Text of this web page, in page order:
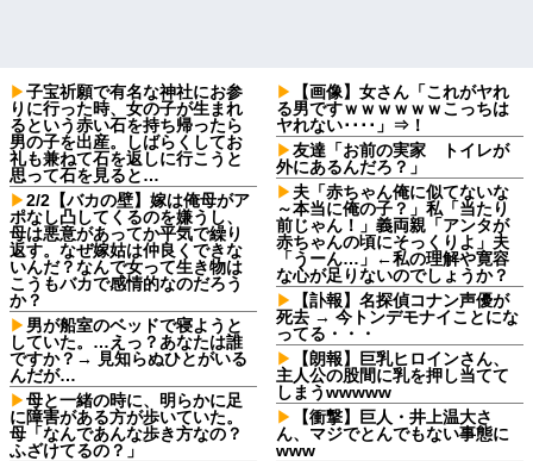
子宝祈願で有名な神社にお参
りに行った時、女の子が生まれ
るという赤い石を持ち帰ったら
男の子を出産。しばらくしてお
礼も兼ねて石を返しに行こうと
思って石を見ると…
2/2【バカの壁】嫁は俺母がア
ポなし凸してくるのを嫌うし、
母は悪意があってか平気で繰り
返す。なぜ嫁姑は仲良くできな
いんだ？なんで女って生き物は
こうもバカで感情的なのだろう
か？
男が船室のベッドで寝ようと
していた。…えっ？あなたは誰
ですか？→ 見知らぬひとがいる
んだが…
母と一緒の時に、明らかに足
に障害がある方が歩いていた。
母「なんであんな歩き方なの？
ふざけてるの？」
【画像】女さん「これがヤれ
る男ですｗｗｗｗｗｗこっちは
ヤれない････」⇒！
友達「お前の実家 トイレが
外にあるんだろ？」
夫「赤ちゃん俺に似てないな
～本当に俺の子？」私「当たり
前じゃん！」義両親「アンタが
赤ちゃんの頃にそっくりよ」夫
「うーん…」←私の理解や寛容
な心が足りないのでしょうか？
【訃報】名探偵コナン声優が
死去 → 今トンデモナイことにな
ってる・・・
【朗報】巨乳ヒロインさん、
主人公の股間に乳を押し当てて
しまうwwwww
【衝撃】巨人・井上温大さ
ん、マジでとんでもない事態に
www